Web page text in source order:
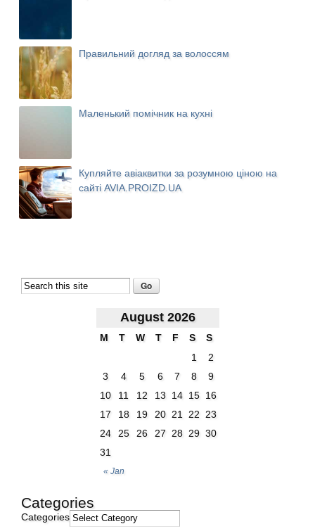
Правильний догляд за волоссям
Маленький помічник на кухні
Купляйте авіаквитки за розумною ціною на
сайті AVIA.PROIZD.UA
August 2026
M T W T F S S
« Jan
1
2
3
4 5 6 7 8
9
10
11 12 13 14 15 16
17
18 19 20 21 22 23
24
25 26 27 28 29 30
31
Categories
Categories